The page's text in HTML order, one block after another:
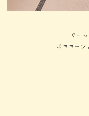
ぐー
ポヨヨーン